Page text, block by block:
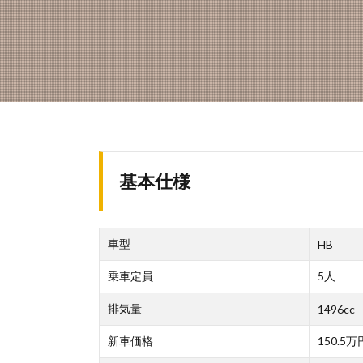
基本仕様
車型 HB
乗車定員 5人
排気量 1496cc
新車価格 150.5万